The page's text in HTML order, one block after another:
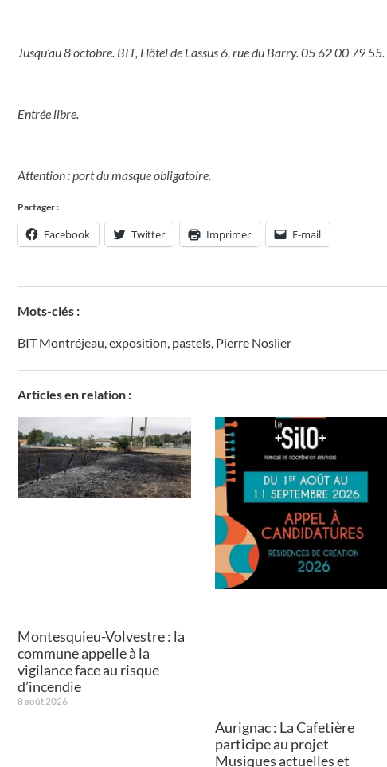
Jusqu’au 8 octobre. BIT, Hôtel de Lassus 6, rue du Barry. 05 62 00 79 55.
Entrée libre.
Attention : port du masque obligatoire.
Partager :
Facebook Twitter Imprimer E-mail
Mots-clés :
BIT Montréjeau,exposition, pastels, Pierre Noslier
Articles en relation :
Montesquieu-Volvestre : la
commune appelle à la
vigilance face au risque
d’incendie
8 août 2026
Aurignac : La Cafetière
participe au projet
Musiques actuelles et